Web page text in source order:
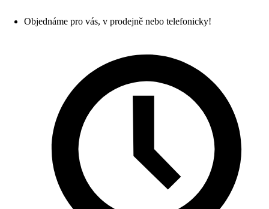
Objednáme pro vás, v prodejně nebo telefonicky!